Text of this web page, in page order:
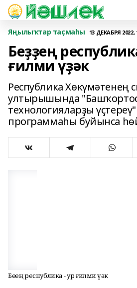
Яңылыҡтар таҫмаһы 13 ДЕКАБРЯ 2022,
Беҙҙең
ғилми үҙәк
Республика Хөкүмәтенең
ултырышында
технологияларҙы
программаһы буйынса
Беҙҙең республика - ҙур ғилми үҙәк